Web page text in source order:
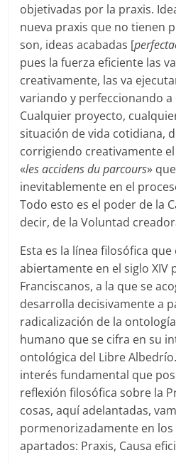
objetivadas por la praxis.
nueva praxis que no tienen
son, ideas acabadas [
pues la fuerza eficiente las
creativamente, las va
variando y perfeccionando
Cualquier proyecto,
situación de vida cotidiana,
corrigiendo creativamente
«les accidens du parcours»
inevitablemente en el
Todo esto es el poder de la
decir, de la Voluntad
Esta es la línea filosófica
abiertamente en el siglo XIV
Franciscanos, a la que se
desarrolla decisivamente a
radicalización de la
humano que se cifra en su
ontológica del Libre
interés fundamental que
reflexión filosófica sobre la
cosas, aquí adelantadas,
pormenorizadamente en
apartados: Praxis, Causa